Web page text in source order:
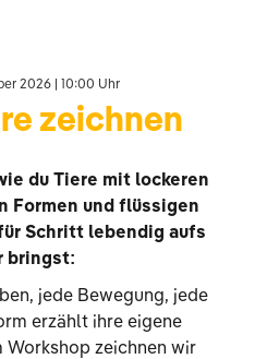
2026 | 10:00 Uhr
zeichnen
du Tiere mit lockeren
Formen und flüssigen
Schritt lebendig aufs
bringst:
jede Bewegung, jede
erzählt ihre eigene
Workshop zeichnen wir